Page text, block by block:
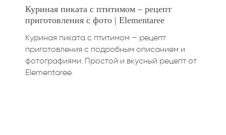
Куриная пиката с птитимом – рецепт
приготовления с фото | Elementaree
Куриная пиката с птитимом – рецепт
приготовления с подробным описанием и
фотографиями. Простой и вкусный рецепт от
Elementaree.